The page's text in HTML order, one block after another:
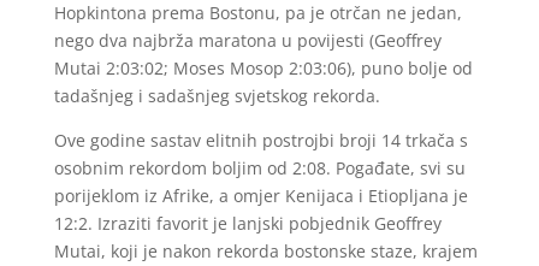
Hopkintona prema Bostonu, pa je otrčan ne jedan,
nego dva najbrža maratona u povijesti (Geoffrey
Mutai 2:03:02; Moses Mosop 2:03:06), puno bolje od
tadašnjeg i sadašnjeg svjetskog rekorda.
Ove godine sastav elitnih postrojbi broji 14 trkača s
osobnim rekordom boljim od 2:08. Pogađate, svi su
porijeklom iz Afrike, a omjer Kenijaca i Etiopljana je
12:2. Izraziti favorit je lanjski pobjednik Geoffrey
Mutai, koji je nakon rekorda bostonske staze, krajem